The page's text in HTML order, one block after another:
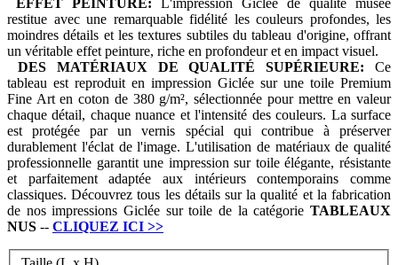
restitue avec une remarquable fidélité les couleurs profondes, les
moindres détails et les textures subtiles du tableau d'origine, offrant
un véritable effet peinture, riche en profondeur et en impact visuel.
DES MATÉRIAUX DE QUALITÉ SUPÉRIEURE: Ce
tableau est reproduit en impression Giclée sur une toile Premium
Fine Art en coton de 380 g/m², sélectionnée pour mettre en valeur
chaque détail, chaque nuance et l'intensité des couleurs. La surface
est protégée par un vernis spécial qui contribue à préserver
durablement l'éclat de l'image. L'utilisation de matériaux de qualité
professionnelle garantit une impression sur toile élégante, résistante
et parfaitement adaptée aux intérieurs contemporains comme
classiques. Découvrez tous les détails sur la qualité et la fabrication
de nos impressions Giclée sur toile de la catégorie TABLEAUX
NUS -- CLIQUEZ ICI >>